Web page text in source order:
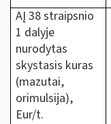
AĮ 38 straipsnio
1 dalyje
nurodytas
skystasis kuras
(mazutai,
orimulsija),
Eur/t.